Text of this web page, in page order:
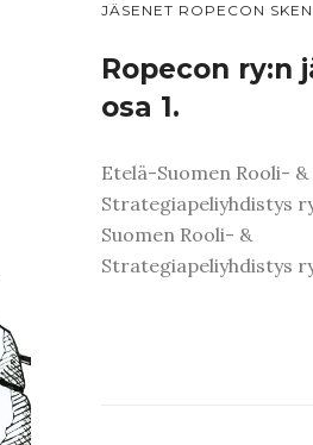
JÄSENET ROPECON
Ropecon ry:n
osa 1.
Etelä-Suomen Rooli- &
Strategiapeliyhdistys
Suomen Rooli- &
Strategiapeliyhdistys